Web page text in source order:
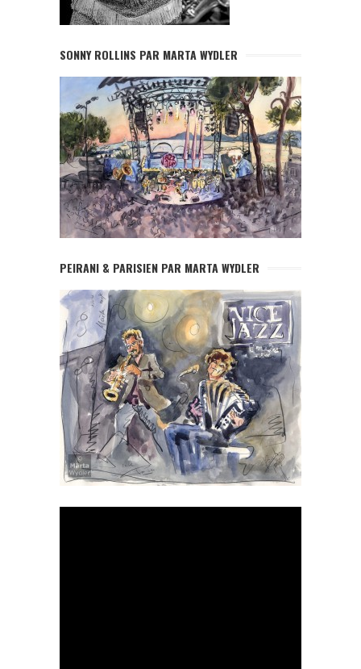
SONNY ROLLINS PAR MARTA WYDLER
PEIRANI & PARISIEN PAR MARTA WYDLER